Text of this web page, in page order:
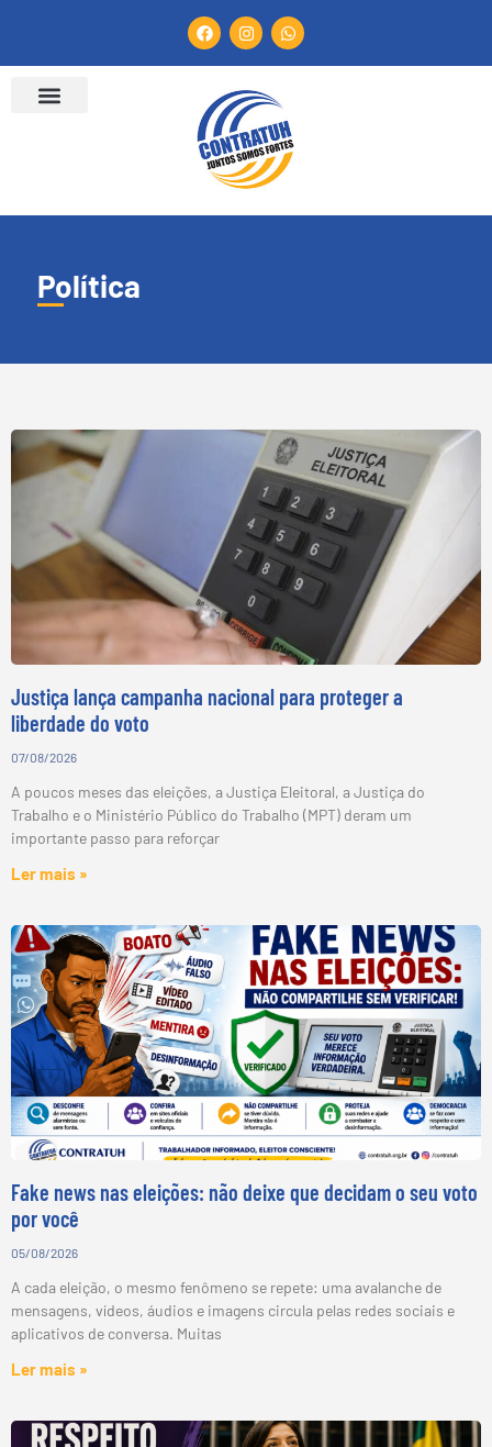
Política
Justiça lança campanha nacional para proteger a
liberdade do voto
07/08/2026
A poucos meses das eleições, a Justiça Eleitoral, a Justiça do
Trabalho e o Ministério Público do Trabalho (MPT) deram um
importante passo para reforçar
Ler mais »
Fake news nas eleições: não deixe que decidam o seu voto
por você
05/08/2026
A cada eleição, o mesmo fenômeno se repete: uma avalanche de
mensagens, vídeos, áudios e imagens circula pelas redes sociais e
aplicativos de conversa. Muitas
Ler mais »